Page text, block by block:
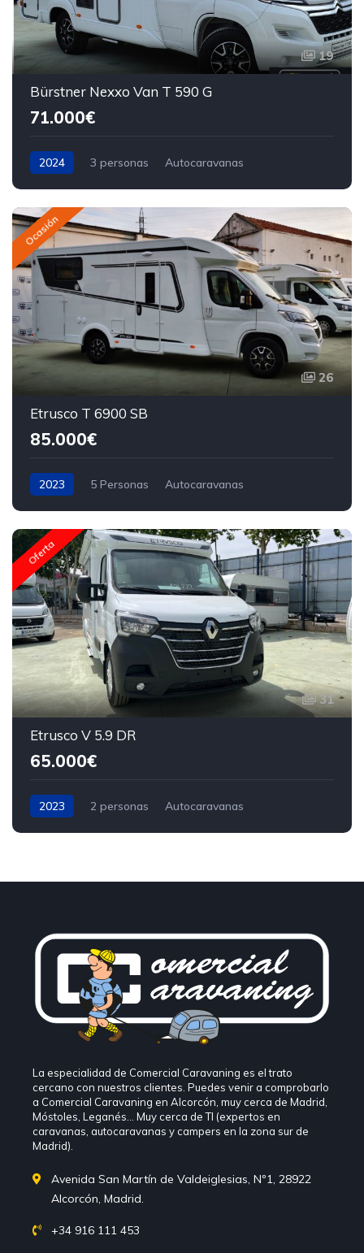
19
Bürstner Nexxo Van T 590 G
71.000€
2024 3 personas Autocaravanas
Ocasión
26
Etrusco T 6900 SB
85.000€
2023 5 Personas Autocaravanas
Oferta
31
Etrusco V 5.9 DR
65.000€
2023 2 personas Autocaravanas
La especialidad de Comercial Caravaning es el trato
cercano con nuestros clientes. Puedes venir a comprobarlo
a Comercial Caravaning en Alcorcón, muy cerca de Madrid,
Móstoles, Leganés… Muy cerca de TI (expertos en
caravanas, autocaravanas y campers en la zona sur de
Madrid).
Avenida San Martín de Valdeiglesias, Nº1, 28922
Alcorcón, Madrid.
+34 916 111 453